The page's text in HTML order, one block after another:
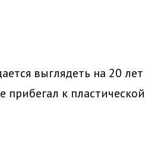
выглядеть на 20 лет
прибегал к пластической